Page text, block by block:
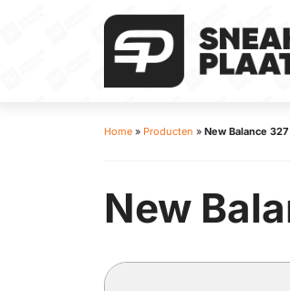
Home » Producten » New Balance
New